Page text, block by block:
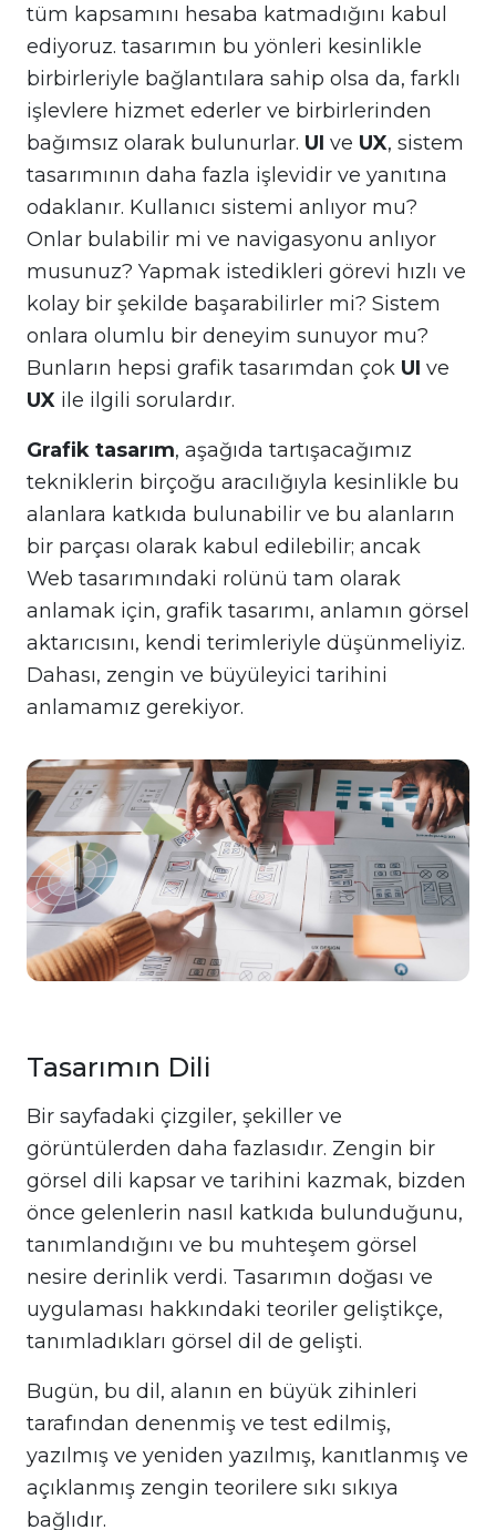
tüm kapsamını hesaba katmadığını kabul
ediyoruz. tasarımın bu yönleri kesinlikle
birbirleriyle bağlantılara sahip olsa da, farklı
işlevlere hizmet ederler ve birbirlerinden
bağımsız olarak bulunurlar. UI ve UX, sistem
tasarımının daha fazla işlevidir ve yanıtına
odaklanır. Kullanıcı sistemi anlıyor mu?
Onlar bulabilir mi ve navigasyonu anlıyor
musunuz? Yapmak istedikleri görevi hızlı ve
kolay bir şekilde başarabilirler mi? Sistem
onlara olumlu bir deneyim sunuyor mu?
Bunların hepsi grafik tasarımdan çok UI ve
UX ile ilgili sorulardır.
Grafik tasarım, aşağıda tartışacağımız
tekniklerin birçoğu aracılığıyla kesinlikle bu
alanlara katkıda bulunabilir ve bu alanların
bir parçası olarak kabul edilebilir; ancak
Web tasarımındaki rolünü tam olarak
anlamak için, grafik tasarımı, anlamın görsel
aktarıcısını, kendi terimleriyle düşünmeliyiz.
Dahası, zengin ve büyüleyici tarihini
anlamamız gerekiyor.
Tasarımın Dili
Bir sayfadaki çizgiler, şekiller ve
görüntülerden daha fazlasıdır. Zengin bir
görsel dili kapsar ve tarihini kazmak, bizden
önce gelenlerin nasıl katkıda bulunduğunu,
tanımlandığını ve bu muhteşem görsel
nesire derinlik verdi. Tasarımın doğası ve
uygulaması hakkındaki teoriler geliştikçe,
tanımladıkları görsel dil de gelişti.
Bugün, bu dil, alanın en büyük zihinleri
tarafından denenmiş ve test edilmiş,
yazılmış ve yeniden yazılmış, kanıtlanmış ve
açıklanmış zengin teorilere sıkı sıkıya
bağlıdır.